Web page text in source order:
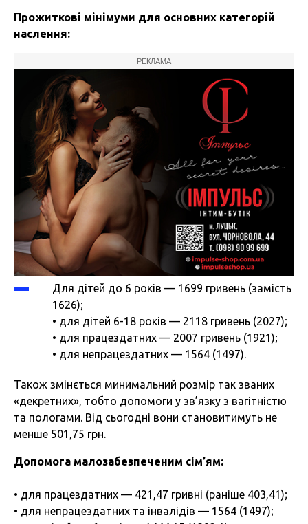
Прожиткові мінімуми для основних категорій
наслення:
РЕКЛАМА
Для дітей до 6 років — 1699 гривень (замість
1626);
• для дітей 6-18 років — 2118 гривень (2027);
• для працездатних — 2007 гривень (1921);
• для непрацездатних — 1564 (1497).
Також змінється минимальний розмір так званих
«декретних», тобто допомоги у зв’язку з вагітністю
та пологами. Від сьогодні вони становитимуть не
менше 501,75 грн.
Допомога малозабезпеченим сім’ям:
• для працездатних — 421,47 гривні (раніше 403,41);
• для непрацездатних та інвалідів — 1564 (1497);